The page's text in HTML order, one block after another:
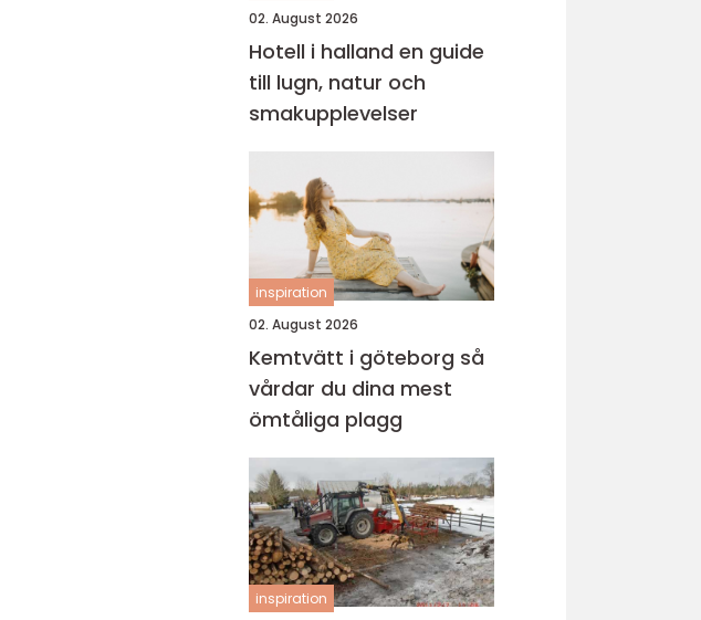
02. August 2026
Hotell i halland en guide
till lugn, natur och
smakupplevelser
inspiration
02. August 2026
Kemtvätt i göteborg så
vårdar du dina mest
ömtåliga plagg
inspiration